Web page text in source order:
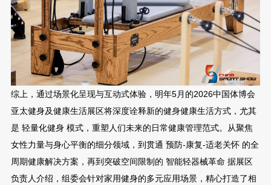
综上，通过场景化呈现与互动式体验，明年5月的2026中国体博会
亚太健身及健康生活展区将深度诠释新的健身健康生活方式，尤其
是 轻量化健身 模式，重塑人们未来的日常健康管理范式。从聚焦
女性力量与身心平衡的细分领域，到贯通 预防-康复-适老关怀 的全
周期健康解决方案，再到突破空间限制的 智能轻器械革命 据展区
负责人介绍，组委会针对家用健身的多元应用场景，精心打造了相